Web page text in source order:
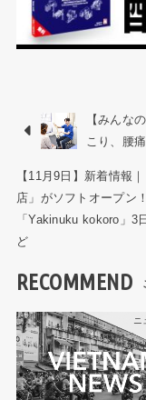
【みんな
こり、腰
【11月9日】新着情
店」がソフトオープン
「Yakinuku kokoro」3
ど
RECOMMEND
ニ